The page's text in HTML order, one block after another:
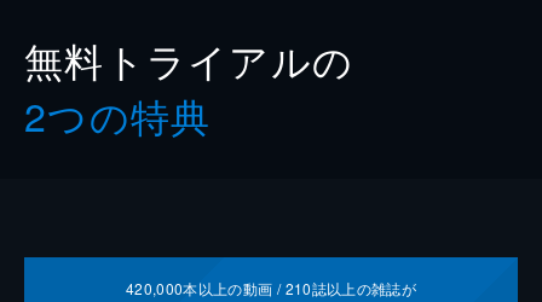
無料トライアルの
2つの特典
420,000本以上の動画 /210誌以上の雑誌が